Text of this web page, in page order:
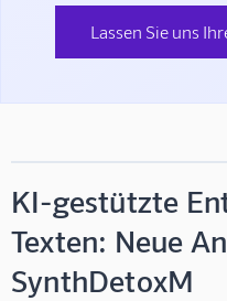
Lassen Sie uns
KI-gestützte
Texten: Neue
SynthDetoxM